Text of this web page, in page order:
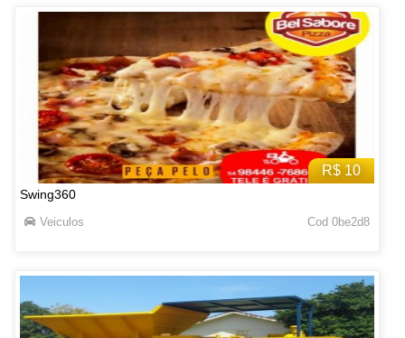
R$ 10
Swing360
Veiculos Cod 0be2d8